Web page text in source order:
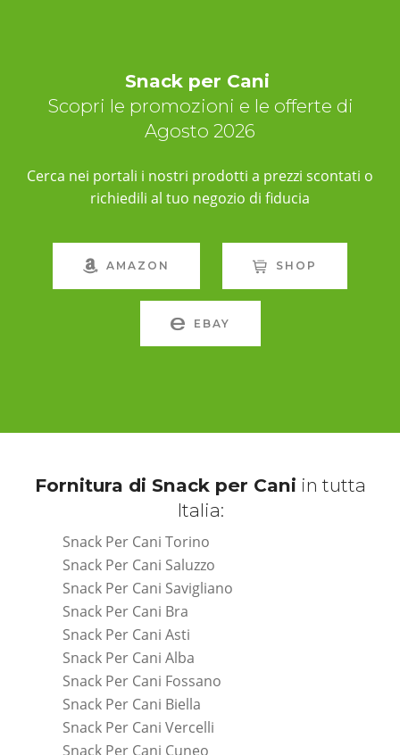
Snack per Cani
Scopri le promozioni e le offerte di
Agosto 2026
Cerca nei portali i nostri prodotti a prezzi scontati o
richiedili al tuo negozio di fiducia
AMAZON SHOP
EBAY
Fornitura di Snack per Cani in tutta
Italia:
Snack Per Cani Torino
Snack Per Cani Saluzzo
Snack Per Cani Savigliano
Snack Per Cani Bra
Snack Per Cani Asti
Snack Per Cani Alba
Snack Per Cani Fossano
Snack Per Cani Biella
Snack Per Cani Vercelli
Snack Per Cani Cuneo